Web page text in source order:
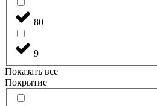
80
9
Показать все
Покрытие